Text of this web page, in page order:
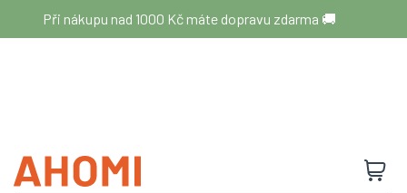
obsah
Při nákupu nad 1000 Kč máte dopravu zdarma 🚚